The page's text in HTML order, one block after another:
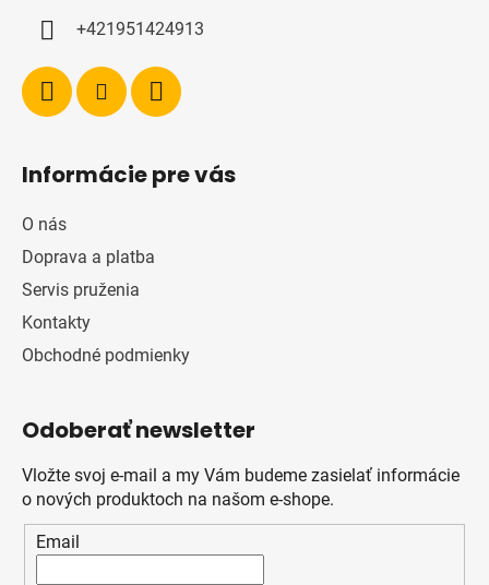
+421951424913
Informácie pre vás
O nás
Doprava a platba
Servis pruženia
Kontakty
Obchodné podmienky
Odoberať newsletter
Vložte svoj e-mail a my Vám budeme zasielať informácie
o nových produktoch na našom e-shope.
Email